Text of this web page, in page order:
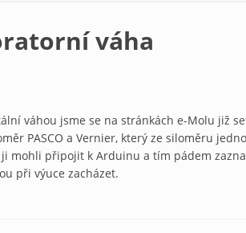
váha
váhou jsme se na stránkách e-Molu již
PASCO a Vernier, který ze siloměru
mohli připojit k Arduinu a tím pádem
při výuce zacházet.